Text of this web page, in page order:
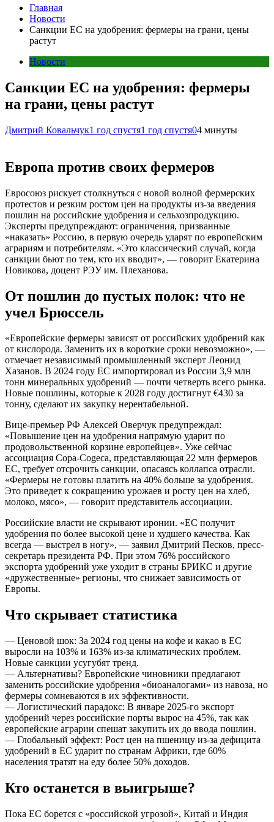
Главная
Новости
Санкции ЕС на удобрения: фермеры на грани, цены
растут
Новости
Санкции ЕС на удобрения: фермеры
на грани, цены растут
Дмитрий Ковальчук1 год спустя1 год спустя04 минуты
Европа против своих фермеров
Евросоюз рискует столкнуться с новой волной фермерских
протестов и резким ростом цен на продукты из-за введения
пошлин на российские удобрения и сельхозпродукцию.
Эксперты предупреждают: ограничения, призванные
«наказать» Россию, в первую очередь ударят по европейским
аграриям и потребителям. «Это классический случай, когда
санкции бьют по тем, кто их вводит», — говорит Екатерина
Новикова, доцент РЭУ им. Плеханова.
От пошлин до пустых полок: что не
учел Брюссель
«Европейские фермеры зависят от российских удобрений как
от кислорода. Заменить их в короткие сроки невозможно», —
отмечает независимый промышленный эксперт Леонид
Хазанов. В 2024 году ЕС импортировал из России 3,9 млн
тонн минеральных удобрений — почти четверть всего рынка.
Новые пошлины, которые к 2028 году достигнут €430 за
тонну, сделают их закупку нерентабельной.
Вице-премьер РФ Алексей Оверчук предупреждал:
«Повышение цен на удобрения напрямую ударит по
продовольственной корзине европейцев». Уже сейчас
ассоциация Copa-Cogeca, представляющая 22 млн фермеров
ЕС, требует отсрочить санкции, опасаясь коллапса отрасли.
«Фермеры не готовы платить на 40% больше за удобрения.
Это приведет к сокращению урожаев и росту цен на хлеб,
молоко, мясо», — говорит представитель ассоциации.
Российские власти не скрывают иронии. «ЕС получит
удобрения по более высокой цене и худшего качества. Как
всегда — выстрел в ногу», — заявил Дмитрий Песков, пресс-
секретарь президента РФ. При этом 76% российского
экспорта удобрений уже уходит в страны БРИКС и другие
«дружественные» регионы, что снижает зависимость от
Европы.
Что скрывает статистика
— Ценовой шок: За 2024 год цены на кофе и какао в ЕС
выросли на 103% и 163% из-за климатических проблем.
Новые санкции усугубят тренд.
— Альтернативы? Европейские чиновники предлагают
заменить российские удобрения «биоаналогами» из навоза, но
фермеры сомневаются в их эффективности.
— Логистический парадокс: В январе 2025-го экспорт
удобрений через российские порты вырос на 45%, так как
европейские аграрии спешат закупить их до ввода пошлин.
— Глобальный эффект: Рост цен на пшеницу из-за дефицита
удобрений в ЕС ударит по странам Африки, где 60%
населения тратят на еду более 50% доходов.
Кто останется в выигрыше?
Пока ЕС борется с «российской угрозой», Китай и Индия